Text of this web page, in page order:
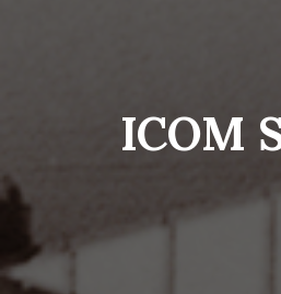
ICOM